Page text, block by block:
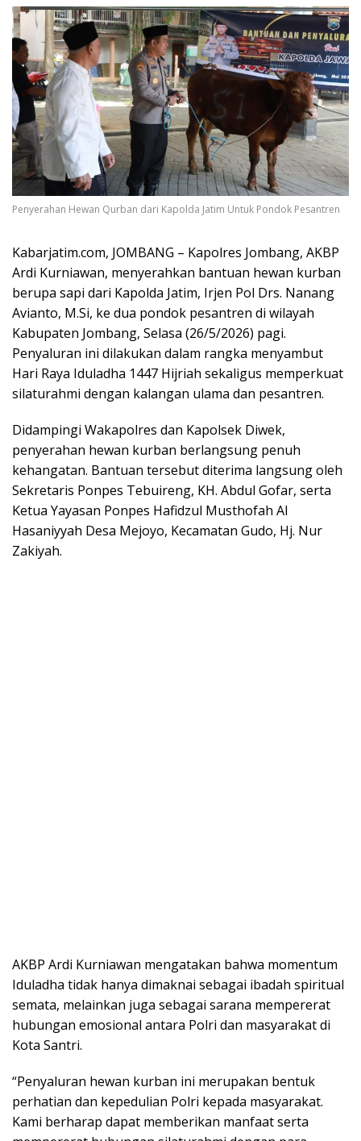
Penyerahan Hewan Qurban dari Kapolda Jatim Untuk Pondok Pesantren
Kabarjatim.com, JOMBANG – Kapolres Jombang, AKBP
Ardi Kurniawan, menyerahkan bantuan hewan kurban
berupa sapi dari Kapolda Jatim, Irjen Pol Drs. Nanang
Avianto, M.Si, ke dua pondok pesantren di wilayah
Kabupaten Jombang, Selasa (26/5/2026) pagi.
Penyaluran ini dilakukan dalam rangka menyambut
Hari Raya Iduladha 1447 Hijriah sekaligus memperkuat
silaturahmi dengan kalangan ulama dan pesantren.
Didampingi Wakapolres dan Kapolsek Diwek,
penyerahan hewan kurban berlangsung penuh
kehangatan. Bantuan tersebut diterima langsung oleh
Sekretaris Ponpes Tebuireng, KH. Abdul Gofar, serta
Ketua Yayasan Ponpes Hafidzul Musthofah Al
Hasaniyyah Desa Mejoyo, Kecamatan Gudo, Hj. Nur
Zakiyah.
AKBP Ardi Kurniawan mengatakan bahwa momentum
Iduladha tidak hanya dimaknai sebagai ibadah spiritual
semata, melainkan juga sebagai sarana mempererat
hubungan emosional antara Polri dan masyarakat di
Kota Santri.
“Penyaluran hewan kurban ini merupakan bentuk
perhatian dan kepedulian Polri kepada masyarakat.
Kami berharap dapat memberikan manfaat serta